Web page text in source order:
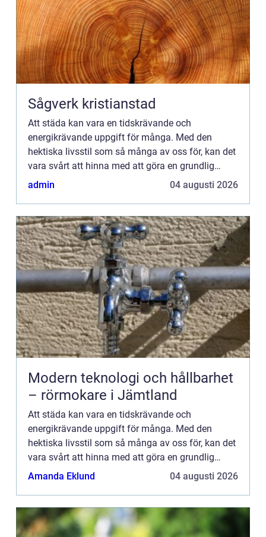
Sågverk kristianstad
Att städa kan vara en tidskrävande och
energikrävande uppgift för många. Med den
hektiska livsstil som så många av oss för, kan det
vara svårt att hinna med att göra en grundlig
rengöring av ...
admin 04 augusti 2026
Modern teknologi och hållbarhet
– rörmokare i Jämtland
Att städa kan vara en tidskrävande och
energikrävande uppgift för många. Med den
hektiska livsstil som så många av oss för, kan det
vara svårt att hinna med att göra en grundlig
rengöring av ...
Amanda Eklund 04 augusti 2026